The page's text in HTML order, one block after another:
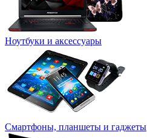
Ноутбуки и аксессуары
Смартфоны, планшеты и гаджеты